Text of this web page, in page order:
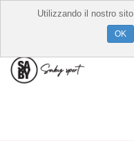
Utilizzando il nostro